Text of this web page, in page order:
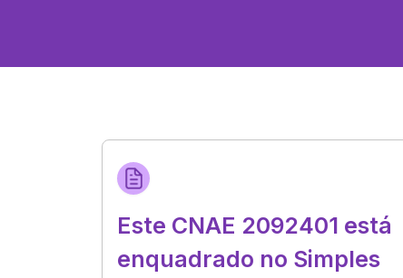
Este CNAE 2092401 está
enquadrado no Simples